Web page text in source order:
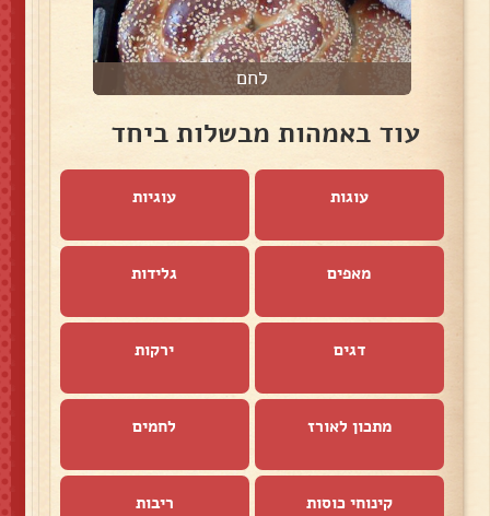
לחם
עוד באמהות מבשלות ביחד
עוגות עוגיות
מאפים גלידות
דגים ירקות
מתכון לאורז לחמים
קינוחי כוסות ריבות